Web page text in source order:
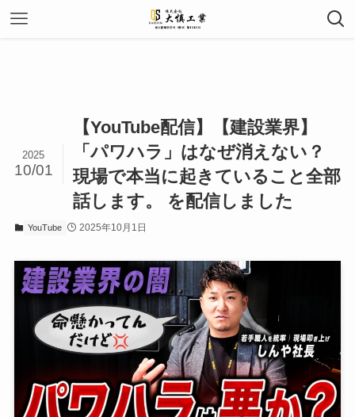
【YouTube配信】【建設業界】
「パワハラ」はなぜ消えない？
現場で本当に起きていること全部
話します。 を配信しました
2025
10/01
YouTube 2025年10月1日